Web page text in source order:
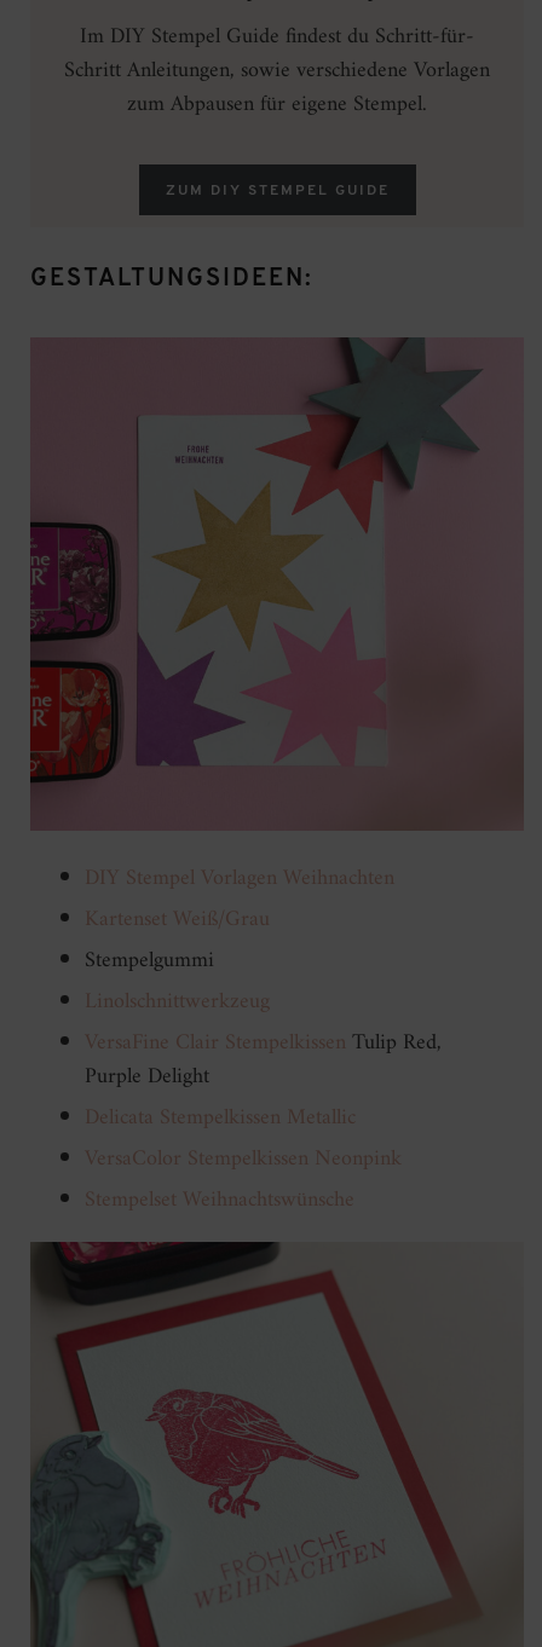
Im DIY Stempel Guide findest du Schritt-für-
Schritt Anleitungen, sowie verschiedene Vorlagen
zum Abpausen für eigene Stempel.
ZUM DIY STEMPEL GUIDE
GESTALTUNGSIDEEN:
DIY Stempel Vorlagen Weihnachten
Kartenset Weiß/Grau
Stempelgummi
Linolschnittwerkzeug
VersaFine Clair StempelkissenTulip Red,
Purple Delight
Delicata Stempelkissen Metallic
VersaColor Stempelkissen Neonpink
Stempelset Weihnachtswünsche